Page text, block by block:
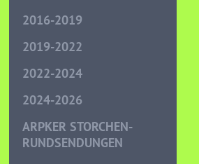
2016-2019
2019-2022
2022-2024
2024-2026
ARPKER STORCHEN-
RUNDSENDUNGEN